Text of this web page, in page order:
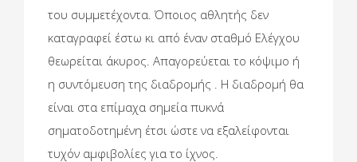
του συμμετέχοντα. Όποιος αθλητής δεν
καταγραφεί έστω κι από έναν σταθμό Ελέγχου
θεωρείται άκυρος. Απαγορεύεται το κόψιμο ή
η συντόμευση της διαδρομής . Η διαδρομή θα
είναι στα επίμαχα σημεία πυκνά
σηματοδοτημένη έτσι ώστε να εξαλείφονται
τυχόν αμφιβολίες για το ίχνος.